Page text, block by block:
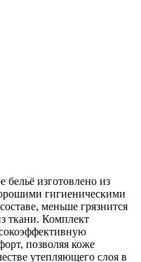
бельё изготовлено из
гигиеническими
меньше грязнится
ткани. Комплект
позволяя коже
утепляющего слоя в